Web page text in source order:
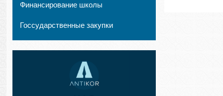
Финансирование школы
Госсударственные закупки